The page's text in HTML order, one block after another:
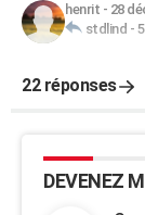
henrit - 28
stdlind -
22 réponses
DEVENEZ